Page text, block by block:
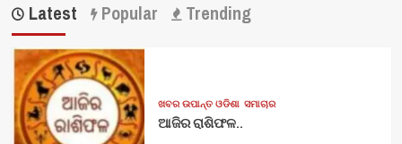
Latest Popular Trending
ଖବର ଉପାନ୍ତ ଓଡିଶା ସମାଚାର
ଆଜିର ରାଶିଫଳ..